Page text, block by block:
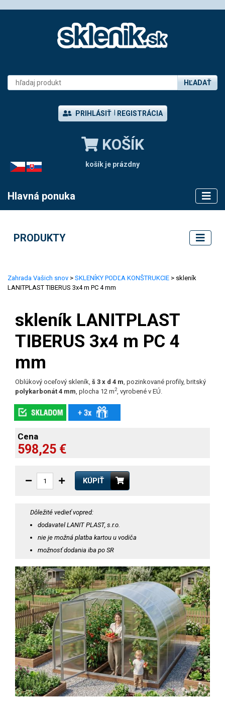
HĽADAŤ
PRIHLÁSIŤ REGISTRÁCIA
KOŠÍK
košík je prázdny
CZ SK
Hlavná ponuka
PRODUKTY
Zahrada Vašich snov > SKLENÍKY PODĽA KONŠTRUKCIE > skleník
LANITPLAST TIBERUS 3x4 m PC 4 mm
skleník LANITPLAST
TIBERUS 3x4 m PC 4
mm
Oblúkový oceľový skleník, š 3 x d 4 m, pozinkované profily, britský
polykarbonát 4 mm, plocha 12 m2, vyrobené v EÚ.
Cena
598,25 €
KÚPIŤ
Dôležité vedieť vopred:
dodavatel LANIT PLAST, s.r.o.
nie je možná platba kartou u vodiča
možnosť dodania iba po SR